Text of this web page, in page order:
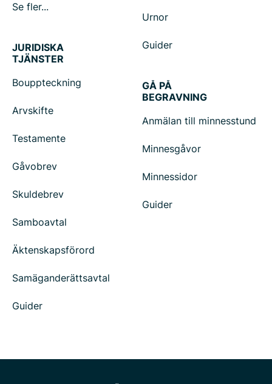
Se fler...
Urnor
Guider
JURIDISKA
TJÄNSTER
Bouppteckning
Arvskifte
Testamente
Gåvobrev
Skuldebrev
Samboavtal
Äktenskapsförord
Samäganderättsavtal
Guider
GÅ PÅ
BEGRAVNING
Anmälan till minnesstund
Minnesgåvor
Minnessidor
Guider